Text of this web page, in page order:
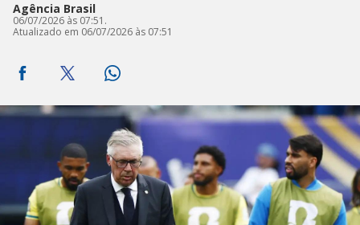
Agência Brasil
06/07/2026 às 07:51.
Atualizado em 06/07/2026 às 07:51